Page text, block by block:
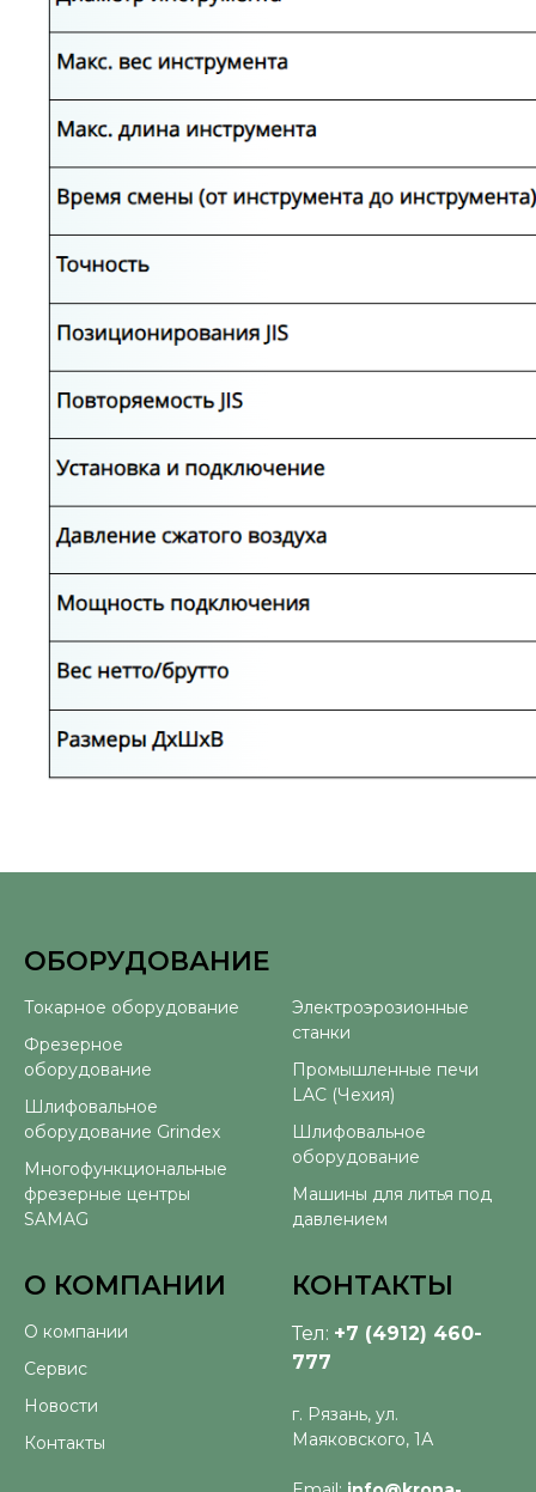
ОБОРУДОВАНИЕ
Токарное оборудование
Фрезерное
оборудование
Шлифовальное
оборудование Grindex
Многофункциональные
фрезерные центры
SAMAG
Электроэрозионные
станки
Промышленные печи
LAC (Чехия)
Шлифовальное
оборудование
Машины для литья под
давлением
О КОМПАНИИ
О компании
Сервис
Новости
Контакты
КОНТАКТЫ
Тел: +7 (4912) 460-
777
г. Рязань, ул.
Маяковского, 1А